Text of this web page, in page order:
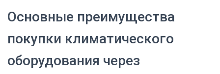
Основные преимущества
покупки климатического
оборудования через